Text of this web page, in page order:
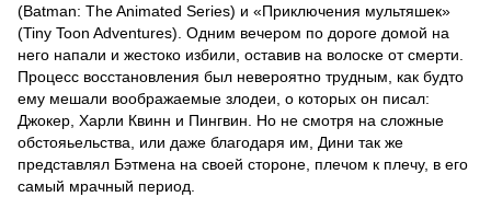
(Batman: The Animated Series) и «Приключения мультяшек»
(Tiny Toon Adventures). Одним вечером по дороге домой на
него напали и жестоко избили, оставив на волоске от смерти.
Процесс восстановления был невероятно трудным, как будто
ему мешали воображаемые злодеи, о которых он писал:
Джокер, Харли Квинн и Пингвин. Но не смотря на сложные
обстояьельства, или даже благодаря им, Дини так же
представлял Бэтмена на своей стороне, плечом к плечу, в его
самый мрачный период.